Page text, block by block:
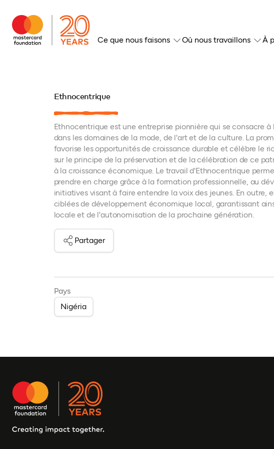
Ce que nous faisons Où nous travaillons À
Ethnocentrique
Ethnocentrique est une entreprise pionnière qui se consacre
dans les domaines de la mode, de l'art et de la culture. La
favorise les opportunités de croissance durable et célèbre le
sur le principe de la préservation et de la célébration de ce
à la croissance économique. Le travail d'Ethnocentrique
prendre en charge grâce à la formation professionnelle, au
initiatives visant à faire entendre la voix des jeunes. En outre,
ciblées de développement économique local, garantissant
locale et de l'autonomisation de la prochaine génération.
Partager
Pays
Nigéria